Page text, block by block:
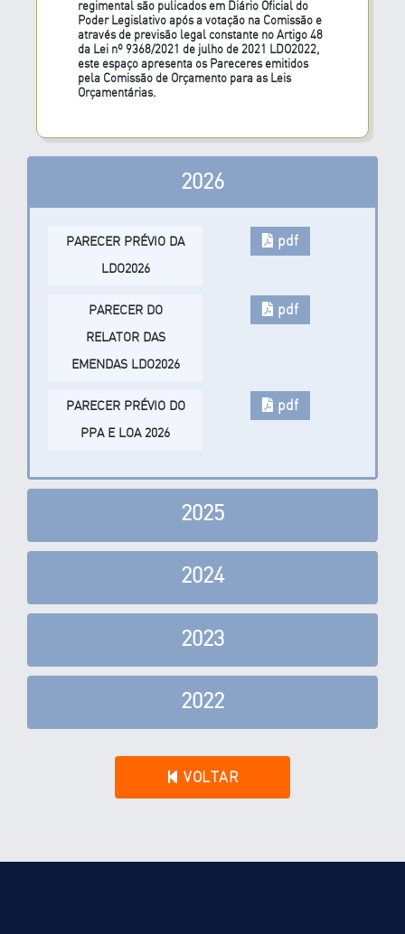
regimental são pulicados em Diário Oficial do
Poder Legislativo após a votação na Comissão e
através de previsão legal constante no Artigo 48
da Lei nº 9368/2021 de julho de 2021 LDO2022,
este espaço apresenta os Pareceres emitidos
pela Comissão de Orçamento para as Leis
Orçamentárias.
2026
PARECER PRÉVIO DA
LDO2026
pdf
PARECER DO
RELATOR DAS
EMENDAS LDO2026
pdf
PARECER PRÉVIO DO
PPA E LOA 2026
pdf
2025
2024
2023
2022
VOLTAR